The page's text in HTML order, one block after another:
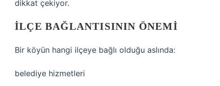
dikkat çekiyor.
İLÇE BAĞLANTISININ ÖNEMI
Bir köyün hangi ilçeye bağlı olduğu aslında:
belediye hizmetleri